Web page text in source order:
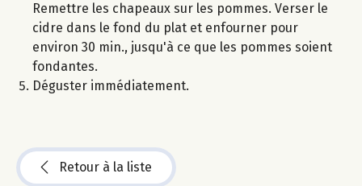
Remettre les chapeaux sur les pommes. Verser le
cidre dans le fond du plat et enfourner pour
environ 30 min., jusqu'à ce que les pommes soient
fondantes.
Déguster immédiatement.
Retour à la liste